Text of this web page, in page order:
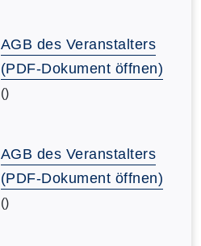
AGB des Veranstalters
(PDF-Dokument öffnen)
()
AGB des Veranstalters
(PDF-Dokument öffnen)
()